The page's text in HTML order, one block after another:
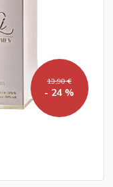
13,90 €
- 24 %